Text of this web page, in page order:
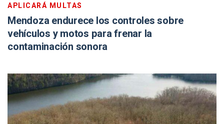
APLICARÁ MULTAS
Mendoza endurece los controles sobre
vehículos y motos para frenar la
contaminación sonora